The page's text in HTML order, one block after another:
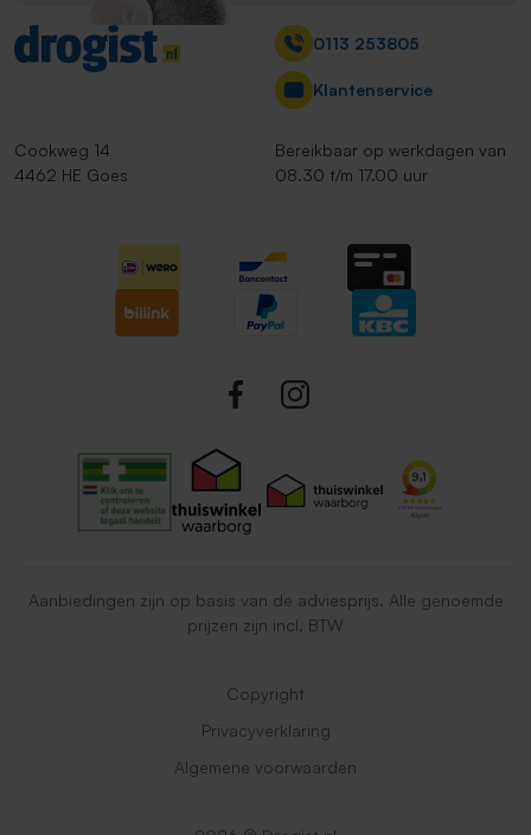
Contact
Cookweg 14
4462 HE Goes
0113 253805
Klantenservice
Bereikbaar op werkdagen van
08.30 t/m 17.00 uur
Aanbiedingen zijn op basis van de adviesprijs. Alle genoemde
prijzen zijn incl. BTW
Copyright
Privacyverklaring
Algemene voorwaarden